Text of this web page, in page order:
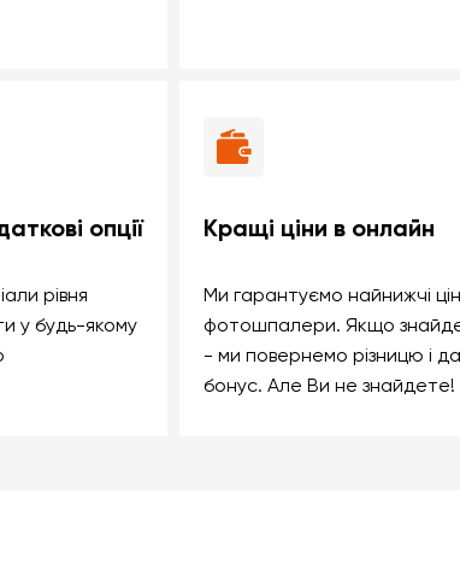
опції
рівня
у будь-якому
Кращі ціни в онлайн
Ми гарантуємо найнижчі
фотошпалери. Якщо
- ми повернемо різницю і
бонус. Але Ви не знайдете!